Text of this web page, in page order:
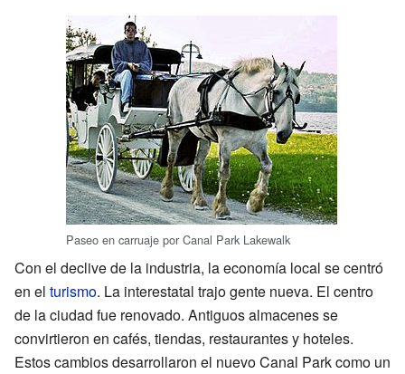
Paseo en carruaje por Canal Park Lakewalk
Con el declive de la industria, la economía local se centró
en el turismo. La interestatal trajo gente nueva. El centro
de la ciudad fue renovado. Antiguos almacenes se
convirtieron en cafés, tiendas, restaurantes y hoteles.
Estos cambios desarrollaron el nuevo Canal Park como un